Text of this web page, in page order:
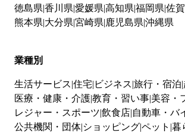
徳島県 香川県 愛媛県 高知県 福岡県 佐
熊本県 大分県 宮崎県 鹿児島県 沖縄県
業種別
生活サービス 住宅 ビジネス 旅行・宿泊
医療・健康・介護教育・習い事 美容・
レジャー・スポーツ 飲食店 自動車・バ
公共機関・団体 ショッピングペット 暮